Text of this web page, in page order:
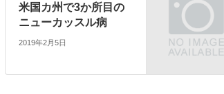
米国カ州で3か所目の
ニューカッスル病
2019年2月5日